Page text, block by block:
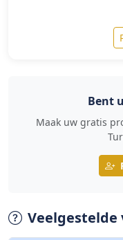
Bent
Maak uw gratis
Veelgestelde